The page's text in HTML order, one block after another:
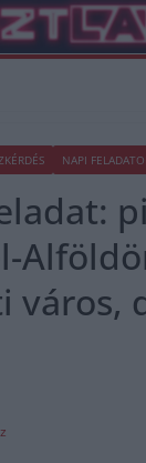
NAPI
város,